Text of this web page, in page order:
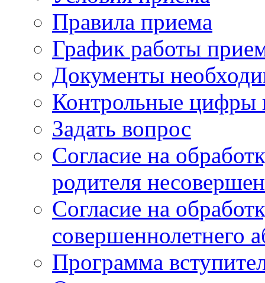
Правила приема
График работы
Документы
Контрольные цифры
Задать вопрос
Согласие на
родителя
Согласие на
совершеннолетнего
Программа